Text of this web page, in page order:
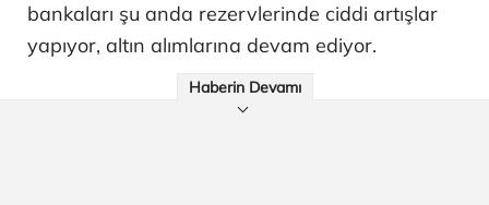
bankaları şu anda rezervlerinde ciddi artışlar
yapıyor, altın alımlarına devam ediyor.
Haberin Devamı